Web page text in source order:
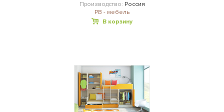
Производство: Россия
РВ - мебель
В корзину